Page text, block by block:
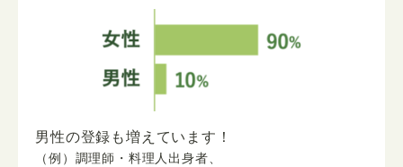
男性の登録も増えています！
（例）調理師・料理人出身者、